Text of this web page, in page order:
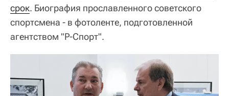
срок. Биография прославленного советского
спортсмена - в фотоленте, подготовленной
агентством "Р-Спорт".